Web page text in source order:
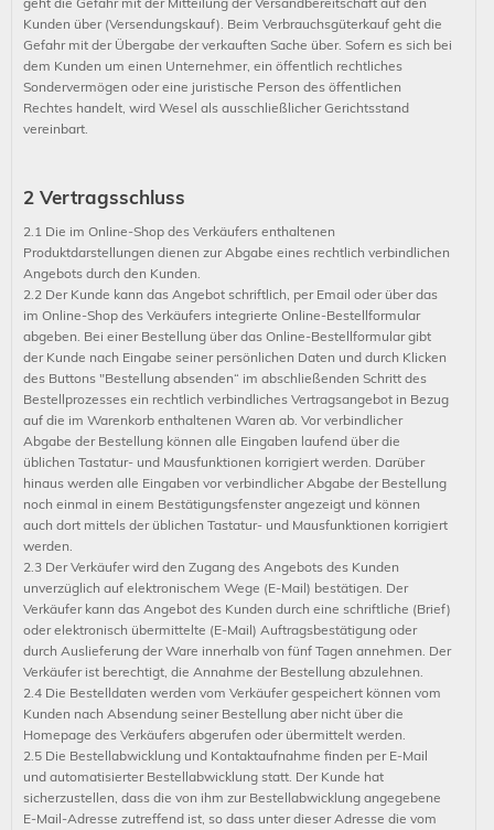
Kunden über (Versendungskauf). Beim Verbrauchsgüterkauf geht die
Gefahr mit der Übergabe der verkauften Sache über. Sofern es sich bei
dem Kunden um einen Unternehmer, ein öffentlich rechtliches
Sondervermögen oder eine juristische Person des öffentlichen
Rechtes handelt, wird Wesel als ausschließlicher Gerichtsstand
vereinbart.
2 Vertragsschluss
2.1 Die im Online-Shop des Verkäufers enthaltenen
Produktdarstellungen dienen zur Abgabe eines rechtlich verbindlichen
Angebots durch den Kunden.
2.2 Der Kunde kann das Angebot schriftlich, per Email oder über das
im Online-Shop des Verkäufers integrierte Online-Bestellformular
abgeben. Bei einer Bestellung über das Online-Bestellformular gibt
der Kunde nach Eingabe seiner persönlichen Daten und durch Klicken
des Buttons "Bestellung absenden“ im abschließenden Schritt des
Bestellprozesses ein rechtlich verbindliches Vertragsangebot in Bezug
auf die im Warenkorb enthaltenen Waren ab. Vor verbindlicher
Abgabe der Bestellung können alle Eingaben laufend über die
üblichen Tastatur- und Mausfunktionen korrigiert werden. Darüber
hinaus werden alle Eingaben vor verbindlicher Abgabe der Bestellung
noch einmal in einem Bestätigungsfenster angezeigt und können
auch dort mittels der üblichen Tastatur- und Mausfunktionen korrigiert
werden.
2.3 Der Verkäufer wird den Zugang des Angebots des Kunden
unverzüglich auf elektronischem Wege (E-Mail) bestätigen. Der
Verkäufer kann das Angebot des Kunden durch eine schriftliche (Brief)
oder elektronisch übermittelte (E-Mail) Auftragsbestätigung oder
durch Auslieferung der Ware innerhalb von fünf Tagen annehmen. Der
Verkäufer ist berechtigt, die Annahme der Bestellung abzulehnen.
2.4 Die Bestelldaten werden vom Verkäufer gespeichert können vom
Kunden nach Absendung seiner Bestellung aber nicht über die
Homepage des Verkäufers abgerufen oder übermittelt werden.
2.5 Die Bestellabwicklung und Kontaktaufnahme finden per E-Mail
und automatisierter Bestellabwicklung statt. Der Kunde hat
sicherzustellen, dass die von ihm zur Bestellabwicklung angegebene
E-Mail-Adresse zutreffend ist, so dass unter dieser Adresse die vom